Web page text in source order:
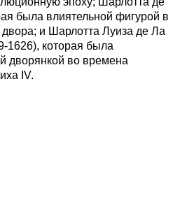
была влиятельной фигурой в
двора; и Шарлотта Луиза де Ла
1626), которая была
дворянкой во времена
IV.